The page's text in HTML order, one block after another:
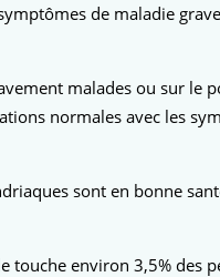
de maladie
malades ou sur le
normales avec les
sont en bonne
touche environ 3,5% des